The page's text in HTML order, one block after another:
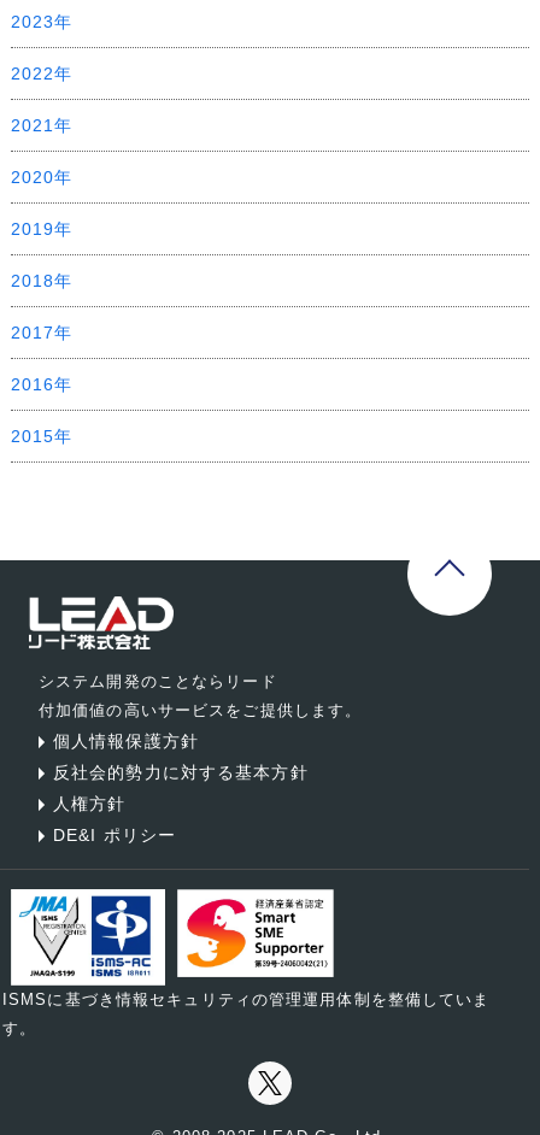
2023年
2022年
2021年
2020年
2019年
2018年
2017年
2016年
2015年
システム開発のことならリード
付加価値の高いサービスをご提供します。
個人情報保護方針
反社会的勢力に対する基本方針
人権方針
DE&I ポリシー
ISMSに基づき情報セキュリティの管理運用体制を整備していま
す。